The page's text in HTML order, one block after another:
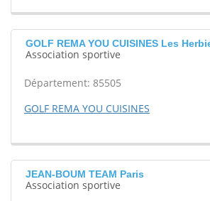
GOLF REMA YOU CUISINES Les
Association sportive
Département: 85505
GOLF REMA YOU CUISINES
JEAN-BOUM TEAM Paris
Association sportive